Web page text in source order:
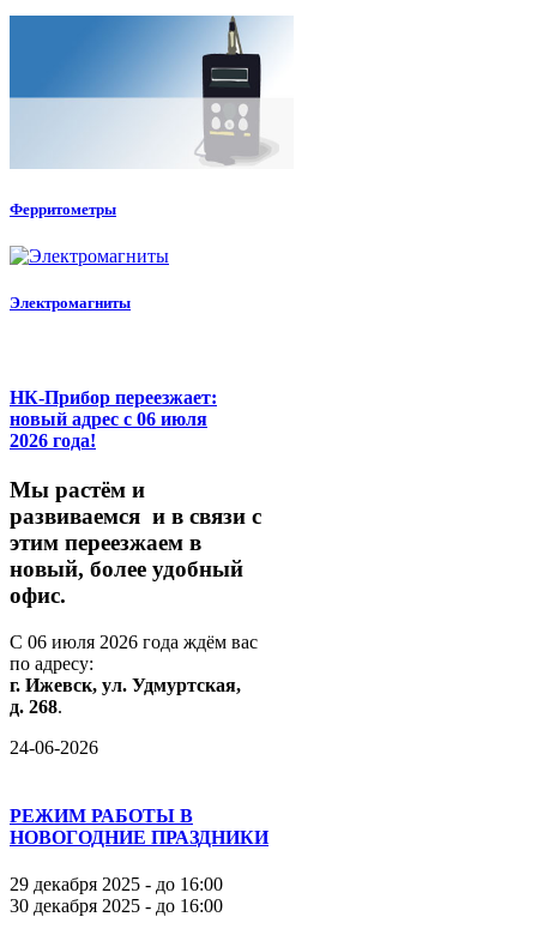
Ферритометры
Электромагниты
НК-Прибор переезжает:
новый адрес с 06 июля
2026 года!
Мы растём и
развиваемся и в связи с
этим переезжаем в
новый, более удобный
офис.
С 06 июля 2026 года ждём вас
по адресу:
г. Ижевск, ул. Удмуртская,
д. 268.
24-06-2026
РЕЖИМ РАБОТЫ В
НОВОГОДНИЕ ПРАЗДНИКИ
29 декабря 2025 - до 16:00
30 декабря 2025 - до 16:00